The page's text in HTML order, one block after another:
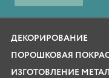
ДЕКОРИРОВАНИЕ
ПОРОШКОВАЯ
ИЗГОТОВЛЕНИЕ